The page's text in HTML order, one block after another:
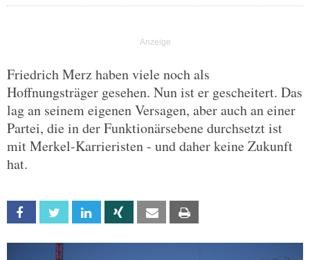
Friedrich Merz haben viele noch als
Hoffnungsträger gesehen. Nun ist er gescheitert. Das
lag an seinem eigenen Versagen, aber auch an einer
Partei, die in der Funktionärsebene durchsetzt ist
mit Merkel-Karrieristen - und daher keine Zukunft
hat.
Facebook Twitter Linkedin Xing Email